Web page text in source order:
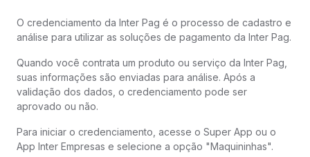
O credenciamento da Inter Pag é o processo de cadastro e
análise para utilizar as soluções de pagamento da Inter Pag.
Quando você contrata um produto ou serviço da Inter Pag,
suas informações são enviadas para análise. Após a
validação dos dados, o credenciamento pode ser
aprovado ou não.
Para iniciar o credenciamento, acesse o Super App ou o
App Inter Empresas e selecione a opção "Maquininhas".